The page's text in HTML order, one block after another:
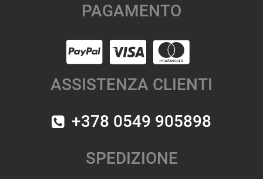
PAGAMENTO
ASSISTENZA CLIENTI
+378 0549 905898
SPEDIZIONE